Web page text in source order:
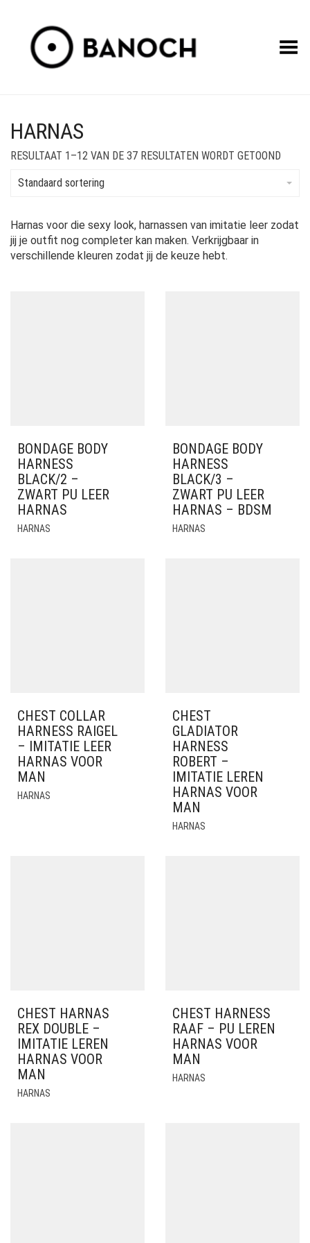
Toggle Menu
HARNAS
RESULTAAT 1–12 VAN DE 37 RESULTATEN WORDT GETOOND
Standaard sortering
Harnas voor die sexy look, harnassen van imitatie leer zodat
jij je outfit nog completer kan maken. Verkrijgbaar in
verschillende kleuren zodat jij de keuze hebt.
BONDAGE BODY
HARNESS
BLACK/2 –
ZWART PU LEER
HARNAS
HARNAS
BONDAGE BODY
HARNESS
BLACK/3 –
ZWART PU LEER
HARNAS – BDSM
HARNAS
CHEST COLLAR
HARNESS RAIGEL
– IMITATIE LEER
HARNAS VOOR
MAN
HARNAS
CHEST
GLADIATOR
HARNESS
ROBERT –
IMITATIE LEREN
HARNAS VOOR
MAN
HARNAS
CHEST HARNAS
REX DOUBLE –
IMITATIE LEREN
HARNAS VOOR
MAN
HARNAS
CHEST HARNESS
RAAF – PU LEREN
HARNAS VOOR
MAN
HARNAS